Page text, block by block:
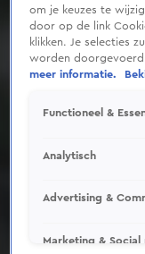
Deze video is
om je keuzes te
door op de link
klikken. Je selecties
worden doorgevoerd.
meer informatie.
Functioneel &
Analytisch
Advertising &
Marketing & Social